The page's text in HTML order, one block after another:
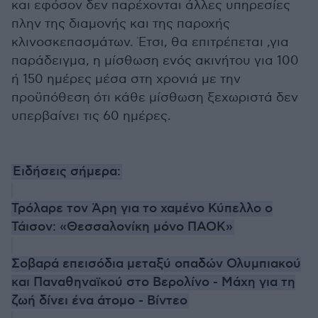
και εφόσον δεν παρέχονται άλλες υπηρεσίες
πλην της διαμονής και της παροχής
κλινοσκεπασμάτων. Έτσι, θα επιτρέπεται ,για
παράδειγμα, η μίσθωση ενός ακινήτου για 100
ή 150 ημέρες μέσα στη χρονιά με την
προϋπόθεση ότι κάθε μίσθωση ξεχωριστά δεν
υπερβαίνει τις 60 ημέρες.
Ειδήσεις σήμερα:
Τρόλαρε τον Άρη για το χαμένο Κύπελλο ο
Τάισον: «Θεσσαλονίκη μόνο ΠΑΟΚ»
Σοβαρά επεισόδια μεταξύ οπαδών Ολυμπιακού
και Παναθηναϊκού στο Βερολίνο - Μάχη για τη
ζωή δίνει ένα άτομο - Βίντεο